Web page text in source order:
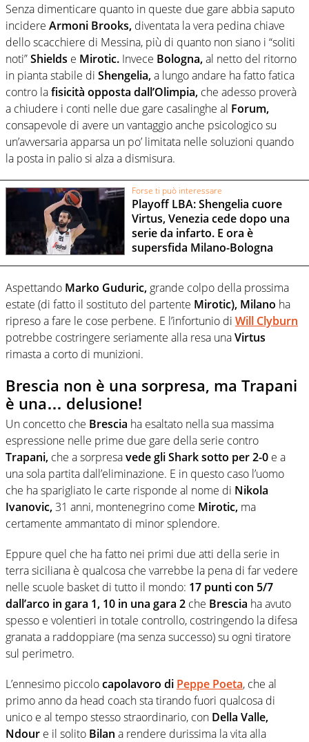
Senza dimenticare quanto in queste due gare abbia saputo
incidere Armoni Brooks, diventata la vera pedina chiave
dello scacchiere di Messina, più di quanto non siano i “soliti
noti”Shields e Mirotic. Invece Bologna,al netto del ritorno
in pianta stabile di Shengelia,a lungo andare ha fatto fatica
contro lafisicità opposta dall’Olimpia, che adesso proverà
a chiudere i conti nelle due gare casalinghe al Forum,
consapevole di avere un vantaggio anche psicologico su
un’avversaria apparsa un po’ limitata nelle soluzioni quando
la posta in palio si alza a dismisura.
Forse ti può interessare
Playoff LBA: Shengelia cuore
Virtus, Venezia cede dopo una
serie da infarto. E ora è
supersfida Milano-Bologna
Aspettando Marko Guduric, grande colpo della prossima
estate (di fatto il sostituto del partente Mirotic), Milano ha
ripreso a fare le cose perbene. E l’infortunio di Will Clyburn
potrebbe costringere seriamente alla resa unaVirtus
rimasta a corto di munizioni.
Brescia non è una sorpresa, ma Trapani
è una… delusione!
Un concetto che Brescia ha esaltato nella sua massima
espressione nelle prime due gare della serie contro
Trapani, che a sorpresavede gli Shark sotto per 2-0 e a
una sola partita dall’eliminazione. E in questo caso l’uomo
che ha sparigliato le carte risponde al nome di Nikola
Ivanovic,31 anni, montenegrino come Mirotic, ma
certamente ammantato di minor splendore.
Eppure quel che ha fatto nei primi due atti della serie in
terra siciliana è qualcosa che varrebbe la pena di far vedere
nelle scuole basket di tutto il mondo: 17 punti con 5/7
dall’arco in gara 1, 10 in una gara 2 che Brescia ha avuto
spesso e volentieri in totale controllo, costringendo la difesa
granata a raddoppiare (ma senza successo) su ogni tiratore
sul perimetro.
L’ennesimo piccolocapolavoro di Peppe Poeta, che al
primo anno da head coach sta tirando fuori qualcosa di
unico e al tempo stesso straordinario, con Della Valle,
Ndour e il solito Bilan a rendere durissima la vita alla